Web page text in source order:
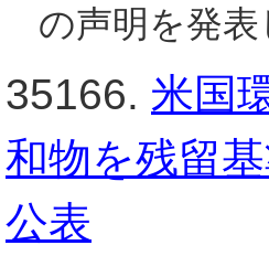
の声明を発
35166. 米国
和物を残留
公表